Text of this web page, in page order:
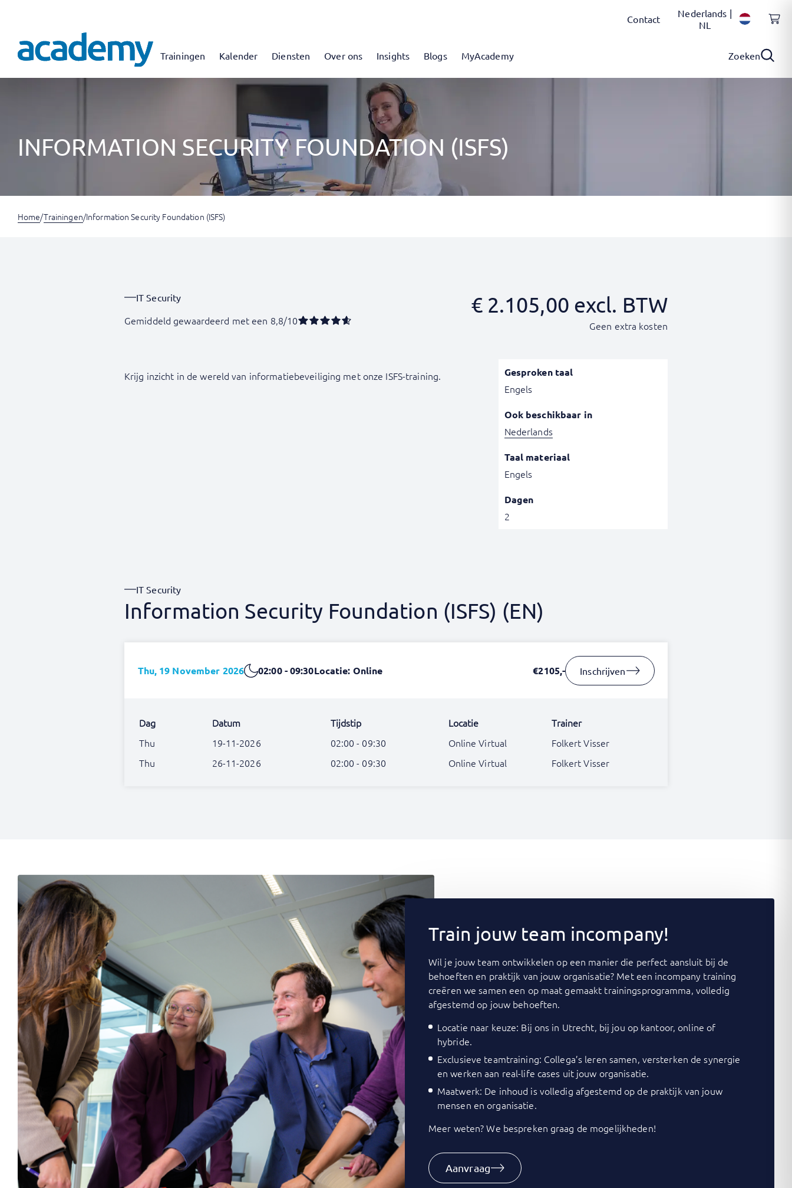
Contact
Nederlands |
NL
Trainingen Kalender Diensten Over ons Insights Blogs MyAcademy Zoeken
INFORMATION SECURITY FOUNDATION (ISFS)
Home/Trainingen/Information Security Foundation (ISFS)
IT Security
Gemiddeld gewaardeerd met een 8,8/10
€2.105,00 excl. BTW
Geen extra kosten
Krijg inzicht in de wereld van informatiebeveiliging met onze ISFS-training. Gesproken taal
Engels
Ook beschikbaar in
Nederlands
Taal materiaal
Engels
Dagen
2
IT Security
Information Security Foundation (ISFS) (EN)
Thu, 19 November 2026 02:00 - 09:30Locatie: Online €2105,- Inschrijven
Dag Datum Tijdstip Locatie
Trainer
Thu
19-11-2026 02:00 - 09:30 Online Virtual
Folkert Visser
Thu
26-11-2026 02:00 - 09:30 Online Virtual Folkert Visser
Train jouw team incompany!
Wil je jouw team ontwikkelen op een manier die perfect aansluit bij de
behoeften en praktijk van jouw organisatie? Met een incompany training
creëren we samen een op maat gemaakt trainingsprogramma, volledig
afgestemd op jouw behoeften.
Locatie naar keuze: Bij ons in Utrecht, bij jou op kantoor, online of
hybride.
Exclusieve teamtraining: Collega’s leren samen, versterken de synergie
en werken aan real-life cases uit jouw organisatie.
Maatwerk: De inhoud is volledig afgestemd op de praktijk van jouw
mensen en organisatie.
Meer weten? We bespreken graag de mogelijkheden!
Aanvraag